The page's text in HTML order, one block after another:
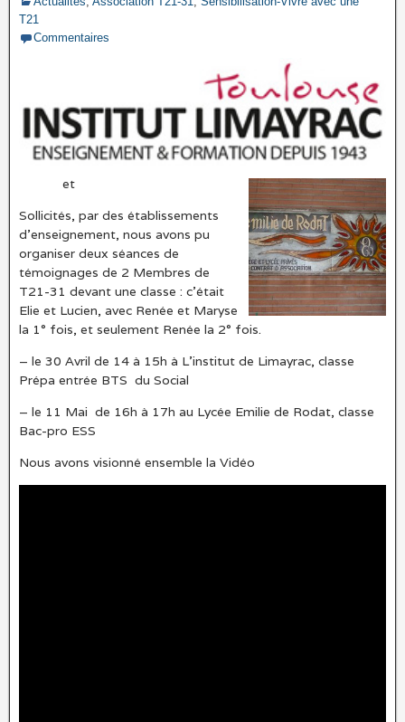
T21
Commentaires
et
Sollicités, par des établissements
d’enseignement, nous avons pu
organiser deux séances de
témoignages de 2 Membres de
T21-31 devant une classe : c’était
Elie et Lucien, avec Renée et Maryse
la 1° fois, et seulement Renée la 2° fois.
– le 30 Avril de 14 à 15h à L’institut de Limayrac, classe
Prépa entrée BTS du Social
– le 11 Mai de 16h à 17h au Lycée Emilie de Rodat, classe
Bac-pro ESS
Nous avons visionné ensemble la Vidéo